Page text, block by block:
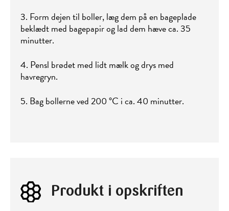
3. Form dejen til boller, læg dem på en bageplade
beklædt med bagepapir og lad dem hæve ca. 35
minutter.
4. Pensl brødet med lidt mælk og drys med
havregryn.
5. Bag bollerne ved 200 °C i ca. 40 minutter.
Produkt i opskriften